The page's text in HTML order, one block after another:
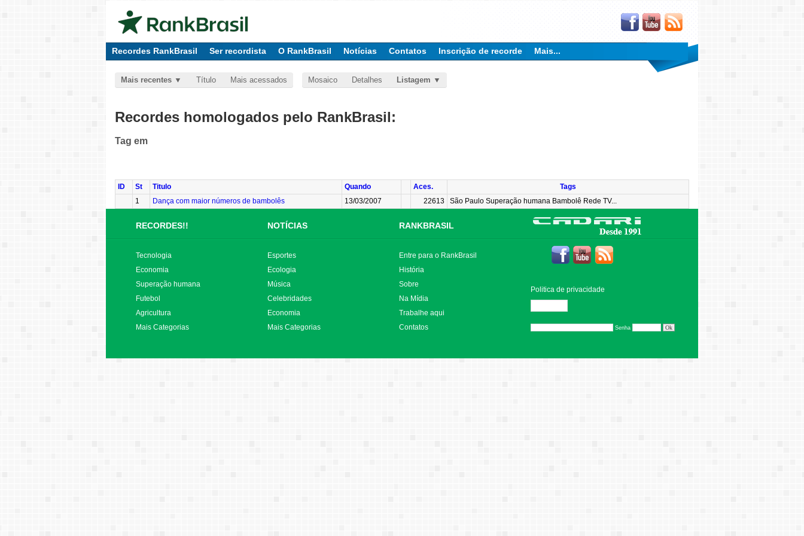
Recordes RankBrasil Ser recordista O RankBrasil Notícias Contatos Inscrição de recorde Mais...
Mais recentes Título Mais acessados Mosaico Detalhes Listagem
Recordes homologados pelo RankBrasil:
Tag em
ID St Titulo Quando Aces.
Tags
1
Dança com maior números de bambolês 13/03/2007 22613 São Paulo Superação humana Bambolê Rede TV...
RECORDES!! NOTÍCIAS RANKBRASIL
Tecnologia
Economia
Superação humana
Futebol
Agricultura
Mais Categorias
Esportes
Ecologia
Música
Celebridades
Economia
Mais Categorias
Entre para o RankBrasil
História
Sobre
Na Mídia
Trabalhe aqui
Contatos
Politica de privacidade
Senha